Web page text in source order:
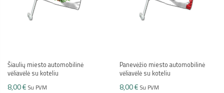
Šiaulių miesto automobilinė
vėliavėlė su koteliu
8,00 € Su PVM
Panevėžio miesto automobilinė
vėliavėlė su koteliu
8,00 € Su PVM